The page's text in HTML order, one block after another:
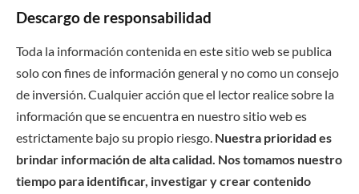
Descargo de responsabilidad
Toda la información contenida en este sitio web se publica
solo con fines de información general y no como un consejo
de inversión. Cualquier acción que el lector realice sobre la
información que se encuentra en nuestro sitio web es
estrictamente bajo su propio riesgo. Nuestra prioridad es
brindar información de alta calidad. Nos tomamos nuestro
tiempo para identificar, investigar y crear contenido